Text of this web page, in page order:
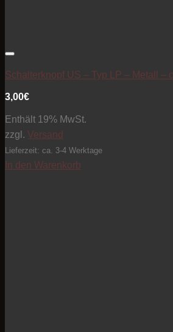
Schalterknopf US – Typ LP – Metall –
3,00€
Enthält 19% MwSt.
zzgl. Versand
Lieferzeit: ca. 3-4 Werktage
In den Warenkorb